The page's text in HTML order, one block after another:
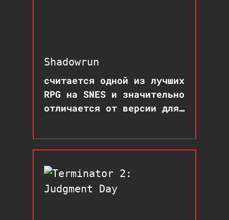
Shadowrun
считается одной из лучших
RPG на SNES и значительно
отличается от версии для